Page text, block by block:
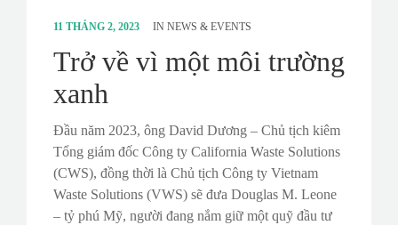
11 THÁNG 2, 2023 IN NEWS & EVENTS
Trở về vì một môi trường
xanh
Đầu năm 2023, ông David Dương – Chủ tịch kiêm
Tổng giám đốc Công ty California Waste Solutions
(CWS), đồng thời là Chủ tịch Công ty Vietnam
Waste Solutions (VWS) sẽ đưa Douglas M. Leone
– tỷ phú Mỹ, người đang nắm giữ một quỹ đầu tư